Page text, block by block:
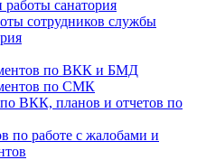
санатория
сотрудников службы
по ВКК и БМД
по СМК
ВКК, планов и отчетов по
по работе с жалобами и